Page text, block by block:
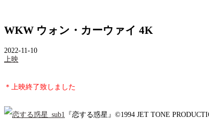
WKW ウォン・カーウァイ 4K
2022-11-10
上映
＊上映終了致しました
『恋する惑星』©1994 JET TONE